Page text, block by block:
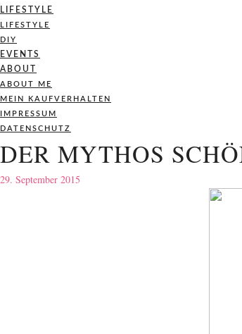
LIFESTYLE
LIFESTYLE
DIY
EVENTS
ABOUT
ABOUT ME
MEIN KAUFVERHALTEN
IMPRESSUM
DATENSCHUTZ
DER MYTHOS
29. September 2015